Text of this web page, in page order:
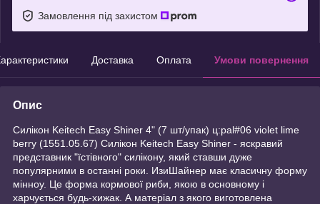
Замовлення під захистом
Доставка Оплата Умови повернення
Опис
Силікон Keitech Easy Shiner 4" (7 шт/упак) ц:pal#06 violet lime
berry (1551.05.67) Силікон Keitech Easy Shiner - яскравий
представник "їстівного" силікону, який ставши дуже
популярними в останні роки. ИзиШайнер має класичну форму
мінноу. Це форма кормової риби, якою в основному і
харчується будь-хижак. А матеріал з якого виготовлена